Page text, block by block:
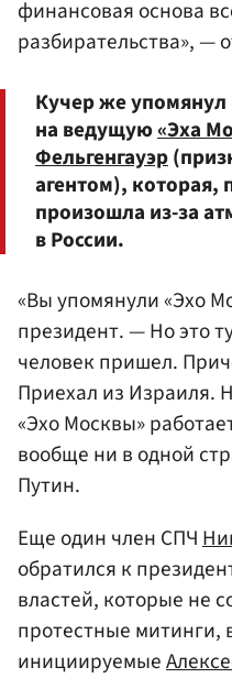
финансовая основа
разбирательства», —
Кучер же упомянул
на ведущую«Эха
Фельгенгауэр
агентом), которая,
произошла из-за
в России.
«Вы упомянули «Эхо
президент. — Но это
человек пришел.
Приехал из Израиля.
«Эхо Москвы»
вообще ни в одной
Путин.
Еще один член СПЧ
обратился к
властей, которые не
протестные митинги,
инициируемые